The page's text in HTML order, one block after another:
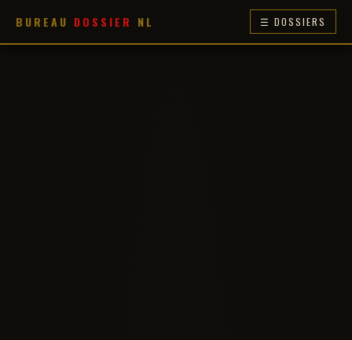
BUREAU DOSSIER NL ☰ DOSSIERS